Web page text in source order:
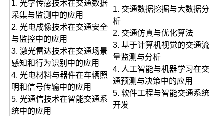
1. 光学传感技术在交通数据
采集与监测中的应用
2. 光电成像技术在交通安全
与监控中的应用
3. 激光雷达技术在交通场景
感知和行为识别中的应用
4. 光电材料与器件在车辆照
明和信号传输中的应用
5. 光通信技术在智能交通系
统中的应用
1. 交通数据挖掘与大数据分
析
2. 交通仿真与优化算法
3. 基于计算机视觉的交通流
量监测与分析
4. 人工智能与机器学习在交
通预测与决策中的应用
5. 软件工程与智能交通系统
开发